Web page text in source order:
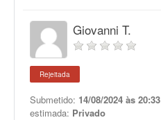
Giovanni T.
Rejeitada
Submetido: 14/08/2024 às 20:33
estimada: Privado